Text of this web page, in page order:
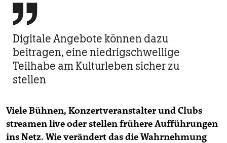

Digitale Angebote können dazu
beitragen, eine niedrigschwellige
Teilhabe am Kulturleben sicher zu
stellen
Viele Bühnen, Konzertveranstalter und Clubs
streamen live oder stellen frühere Aufführungen
ins Netz. Wie verändert das die Wahrnehmung